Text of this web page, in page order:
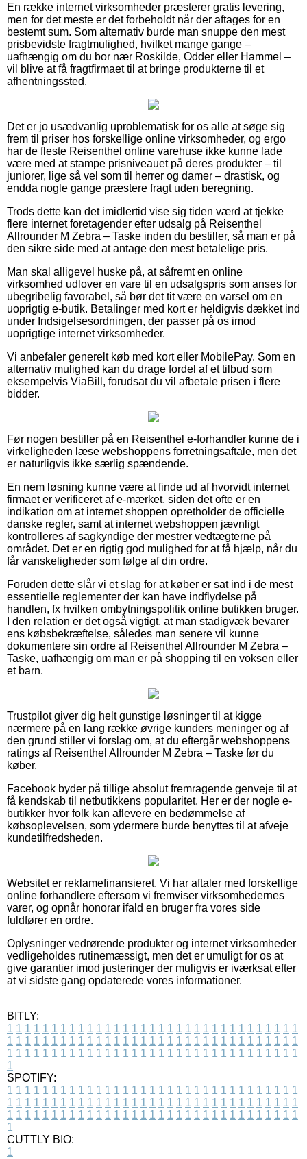
En række internet virksomheder præsterer gratis levering,
men for det meste er det forbeholdt når der aftages for en
bestemt sum. Som alternativ burde man snuppe den mest
prisbevidste fragtmulighed, hvilket mange gange –
uafhængig om du bor nær Roskilde, Odder eller Hammel –
vil blive at få fragtfirmaet til at bringe produkterne til et
afhentningssted.
Det er jo usædvanlig uproblematisk for os alle at søge sig
frem til priser hos forskellige online virksomheder, og ergo
har de fleste Reisenthel online varehuse ikke kunne lade
være med at stampe prisniveauet på deres produkter – til
juniorer, lige så vel som til herrer og damer – drastisk, og
endda nogle gange præstere fragt uden beregning.
Trods dette kan det imidlertid vise sig tiden værd at tjekke
flere internet foretagender efter udsalg på Reisenthel
Allrounder M Zebra – Taske inden du bestiller, så man er på
den sikre side med at antage den mest betalelige pris.
Man skal alligevel huske på, at såfremt en online
virksomhed udlover en vare til en udsalgspris som anses for
ubegribelig favorabel, så bør det tit være en varsel om en
uoprigtig e-butik. Betalinger med kort er heldigvis dækket ind
under Indsigelsesordningen, der passer på os imod
uoprigtige internet virksomheder.
Vi anbefaler generelt køb med kort eller MobilePay. Som en
alternativ mulighed kan du drage fordel af et tilbud som
eksempelvis ViaBill, forudsat du vil afbetale prisen i flere
bidder.
Før nogen bestiller på en Reisenthel e-forhandler kunne de i
virkeligheden læse webshoppens forretningsaftale, men det
er naturligvis ikke særlig spændende.
En nem løsning kunne være at finde ud af hvorvidt internet
firmaet er verificeret af e-mærket, siden det ofte er en
indikation om at internet shoppen opretholder de officielle
danske regler, samt at internet webshoppen jævnligt
kontrolleres af sagkyndige der mestrer vedtægterne på
området. Det er en rigtig god mulighed for at få hjælp, når du
får vanskeligheder som følge af din ordre.
Foruden dette slår vi et slag for at køber er sat ind i de mest
essentielle reglementer der kan have indflydelse på
handlen, fx hvilken ombytningspolitik online butikken bruger.
I den relation er det også vigtigt, at man stadigvæk bevarer
ens købsbekræftelse, således man senere vil kunne
dokumentere sin ordre af Reisenthel Allrounder M Zebra –
Taske, uafhængig om man er på shopping til en voksen eller
et barn.
Trustpilot giver dig helt gunstige løsninger til at kigge
nærmere på en lang række øvrige kunders meninger og af
den grund stiller vi forslag om, at du eftergår webshoppens
ratings af Reisenthel Allrounder M Zebra – Taske før du
køber.
Facebook byder på tillige absolut fremragende genveje til at
få kendskab til netbutikkens popularitet. Her er der nogle e-
butikker hvor folk kan aflevere en bedømmelse af
købsoplevelsen, som ydermere burde benyttes til at afveje
kundetilfredsheden.
Websitet er reklamefinansieret. Vi har aftaler med forskellige
online forhandlere eftersom vi fremviser virksomhedernes
varer, og opnår honorar ifald en bruger fra vores side
fuldfører en ordre.
Oplysninger vedrørende produkter og internet virksomheder
vedligeholdes rutinemæssigt, men det er umuligt for os at
give garantier imod justeringer der muligvis er iværksat efter
at vi sidste gang opdaterede vores informationer.
BITLY:
1 1 1 1 1 1 1 1 1 1 1 1 1 1 1 1 1 1 1 1 1 1 1 1 1 1 1 1 1 1 1 1 1
1 1 1 1 1 1 1 1 1 1 1 1 1 1 1 1 1 1 1 1 1 1 1 1 1 1 1 1 1 1 1 1 1
1 1 1 1 1 1 1 1 1 1 1 1 1 1 1 1 1 1 1 1 1 1 1 1 1 1 1 1 1 1 1 1 1
1
SPOTIFY:
1 1 1 1 1 1 1 1 1 1 1 1 1 1 1 1 1 1 1 1 1 1 1 1 1 1 1 1 1 1 1 1 1
1 1 1 1 1 1 1 1 1 1 1 1 1 1 1 1 1 1 1 1 1 1 1 1 1 1 1 1 1 1 1 1 1
1 1 1 1 1 1 1 1 1 1 1 1 1 1 1 1 1 1 1 1 1 1 1 1 1 1 1 1 1 1 1 1 1
1
CUTTLY BIO:
1